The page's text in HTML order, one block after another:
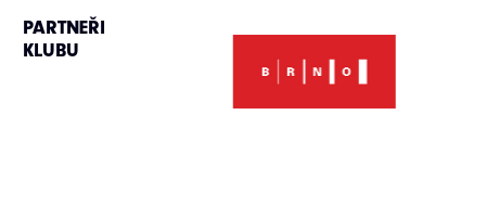
PARTNEŘI
KLUBU